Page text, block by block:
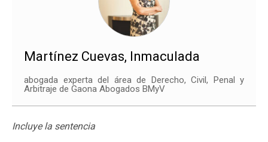
Martínez Cuevas, Inmaculada
abogada experta del área de Derecho, Civil, Penal y
Arbitraje de Gaona Abogados BMyV
Incluye la sentencia